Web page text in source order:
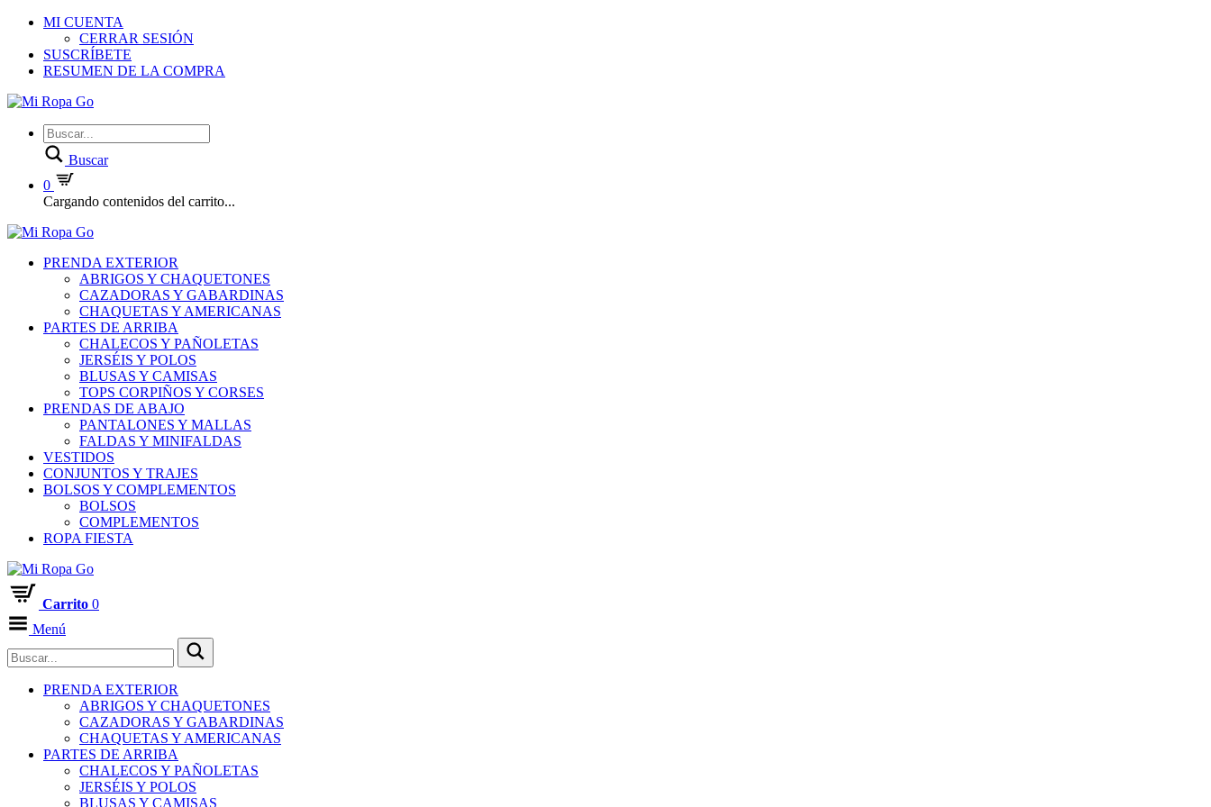
MI CUENTA
CERRAR SESIÓN
SUSCRÍBETE
RESUMEN DE LA COMPRA
Buscar
0
Cargando contenidos del carrito...
PRENDA EXTERIOR
ABRIGOS Y CHAQUETONES
CAZADORAS Y GABARDINAS
CHAQUETAS Y AMERICANAS
PARTES DE ARRIBA
CHALECOS Y PAÑOLETAS
JERSÉIS Y POLOS
BLUSAS Y CAMISAS
TOPS CORPIÑOS Y CORSES
PRENDAS DE ABAJO
PANTALONES Y MALLAS
FALDAS Y MINIFALDAS
VESTIDOS
CONJUNTOS Y TRAJES
BOLSOS Y COMPLEMENTOS
BOLSOS
COMPLEMENTOS
ROPA FIESTA
Carrito 0
Menú
PRENDA EXTERIOR
ABRIGOS Y CHAQUETONES
CAZADORAS Y GABARDINAS
CHAQUETAS Y AMERICANAS
PARTES DE ARRIBA
CHALECOS Y PAÑOLETAS
JERSÉIS Y POLOS
BLUSAS Y CAMISAS